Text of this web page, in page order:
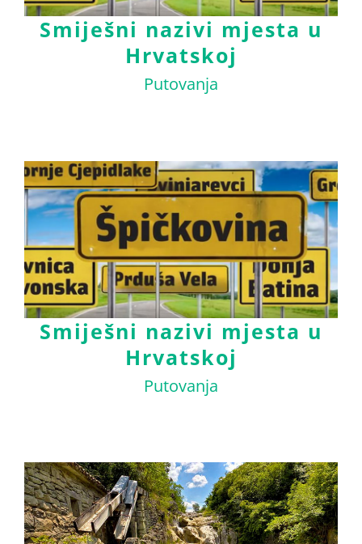
Smiješni nazivi mjesta u
Hrvatskoj
Putovanja
Smiješni nazivi mjesta u
Hrvatskoj
Putovanja